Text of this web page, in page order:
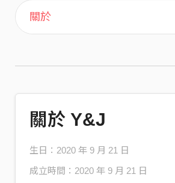
主頁
音樂
喜歡
關於
關於 Y&J
生日：2020 年 9 月 21 日
成立時間：2020 年 9 月 21 日